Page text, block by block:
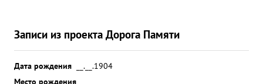
Записи из проекта Дорога Памяти
Дата рождения
__.__.1904
Место рождения